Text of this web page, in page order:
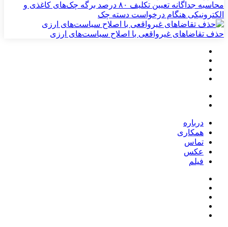
محاسبه جداگانه تعیین تکلیف ۸۰ درصد برگه چک‌های کاغذی و
الکترونیکی هنگام درخواست دسته چک
حذف تقاضاهای غیرواقعی با اصلاح سیاست‌های ارزی
درباره
همکاری
تماس
عکس
فیلم